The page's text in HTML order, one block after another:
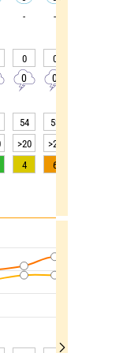
- -
0 0
0 0
54 53
>20 >20
4 6